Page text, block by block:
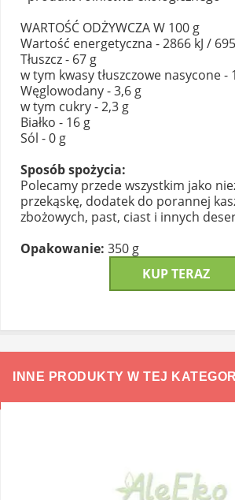
WARTOŚĆ ODŻYWCZA W 100 g
Wartość energetyczna - 2866 kJ /
Tłuszcz - 67 g
w tym kwasy tłuszczowe nasycone -
Węglowodany - 3,6 g
w tym cukry - 2,3 g
Białko - 16 g
Sól - 0 g
Sposób spożycia:
Polecamy przede wszystkim jako
przekąskę, dodatek do porannej
zbożowych, past, ciast i innych
Opakowanie: 350 g
KUP TERAZ
INNE PRODUKTY W TEJ